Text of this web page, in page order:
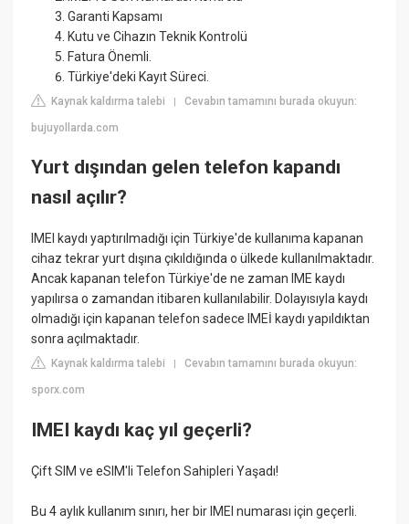
Garanti Kapsamı
Kutu ve Cihazın Teknik Kontrolü
Fatura Önemli.
Türkiye'deki Kayıt Süreci.
Kaynak kaldırma talebi |Cevabın tamamını burada okuyun:
bujuyollarda.com
Yurt dışından gelen telefon kapandı
nasıl açılır?
IMEI kaydı yaptırılmadığı için Türkiye'de kullanıma kapanan
cihaz tekrar yurt dışına çıkıldığında o ülkede kullanılmaktadır.
Ancak kapanan telefon Türkiye'de ne zaman IME kaydı
yapılırsa o zamandan itibaren kullanılabilir. Dolayısıyla kaydı
olmadığı için kapanan telefon sadece IMEİ kaydı yapıldıktan
sonra açılmaktadır.
Kaynak kaldırma talebi |Cevabın tamamını burada okuyun:
sporx.com
IMEI kaydı kaç yıl geçerli?
Çift SIM ve eSIM'li Telefon Sahipleri Yaşadı!
Bu 4 aylık kullanım sınırı, her bir IMEI numarası için geçerli.